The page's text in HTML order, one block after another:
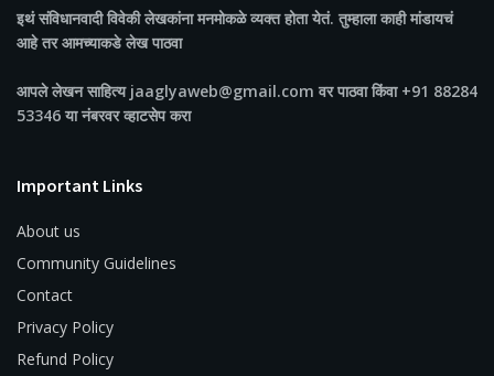
इथं संविधानवादी विवेकी लेखकांना मनमोकळे व्यक्त होता येतं. तुम्हाला काही मांडायचं
आहे तर आमच्याकडे लेख पाठवा
आपले लेखन साहित्य jaaglyaweb@gmail.com वर पाठवा किंवा +91 88284
53346 या नंबरवर व्हाटसेप करा
Important Links
About us
Community Guidelines
Contact
Privacy Policy
Refund Policy